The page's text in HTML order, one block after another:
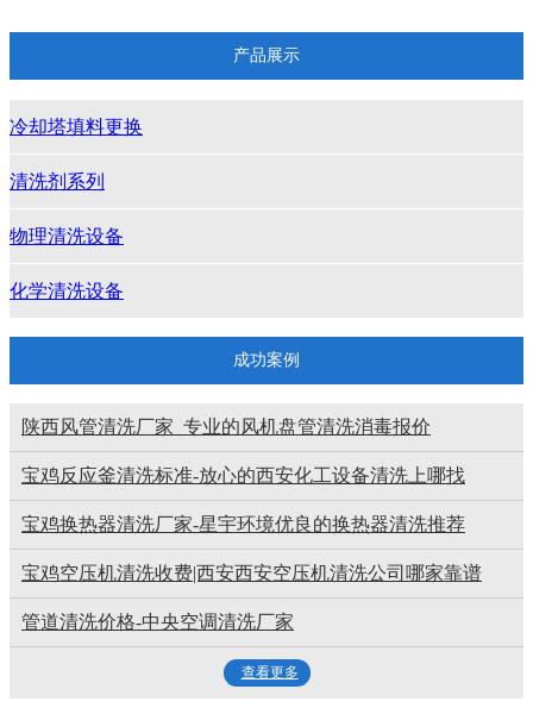
产品展示
冷却塔填料更换
清洗剂系列
物理清洗设备
化学清洗设备
成功案例
陕西风管清洗厂家_专业的风机盘管清洗消毒报价
宝鸡反应釜清洗标准-放心的西安化工设备清洗上哪找
宝鸡换热器清洗厂家-星宇环境优良的换热器清洗推荐
宝鸡空压机清洗收费|西安西安空压机清洗公司哪家靠谱
管道清洗价格-中央空调清洗厂家
查看更多